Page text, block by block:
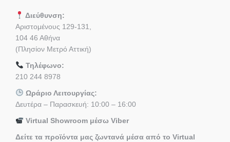
Διεύθυνση:
Αριστομένους 129-131,
104 46 Αθήνα
(Πλησίον Μετρό Αττική)
Τηλέφωνο:
210 244 8978
Ωράριο Λειτουργίας:
Δευτέρα – Παρασκευή: 10:00 – 16:00
Virtual Showroom μέσω Viber
Δείτε τα προϊόντα μας ζωντανά μέσα από το Virtual